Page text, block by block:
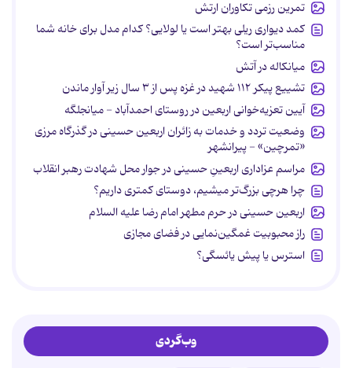
تمرین رزمی تکاوران ارتش
کمد دیواری ریلی بهتر است یا لولایی؟ کدام مدل برای خانه شما
مناسب‌تر است؟
میانکاله در آتش
تشییع پیکر ۱۱۲ شهید در غزه پس از ۳ سال زیر آوار ماندن
آیین تعزیه‌خوانی اربعین در روستای احمدآباد - میانجلگه
وضعیت تردد و خدمات به زائران اربعین حسینی در گذرگاه مرزی
«تمرچین» - پیرانشهر
مراسم عزاداری اربعینِ حسینی در جوار محل شهادت رهبر انقلاب
چرا هرچی بزرگ‌تر میشیم، دوستای کمتری داریم؟
اربعین حسینی در حرم مطهر امام رضا علیه السلام
راز محبوبیت غمگین‌نمایی در فضای مجازی
استرس یا پیش یائسگی؟
وب‌گردی